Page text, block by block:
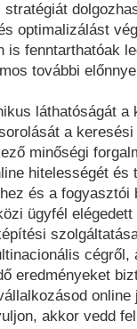
optimalizálást
is fenntarthatóak
további
láthatóságát a
a
minőségi
hitelességét és
és a fogyasztói
ügyfél
cégről,
eredményeket
akkor vedd